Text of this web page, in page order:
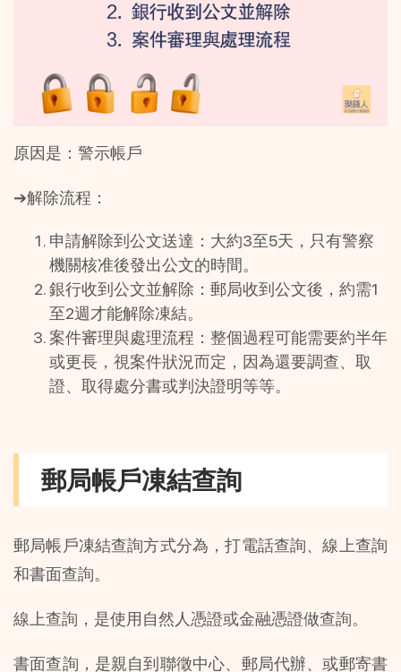
原因是：警示帳戶
➔解除流程：
申請解除到公文送達：大約3至5天，只有警察
機關核准後發出公文的時間。
銀行收到公文並解除：郵局收到公文後，約需1
至2週才能解除凍結。
案件審理與處理流程：整個過程可能需要約半年
或更長，視案件狀況而定，因為還要調查、取
證、取得處分書或判決證明等等。
郵局帳戶凍結查詢
郵局帳戶凍結查詢方式分為，打電話查詢、線上查詢
和書面查詢。
線上查詢，是使用自然人憑證或金融憑證做查詢。
書面查詢，是親自到聯徵中心、郵局代辦、或郵寄書